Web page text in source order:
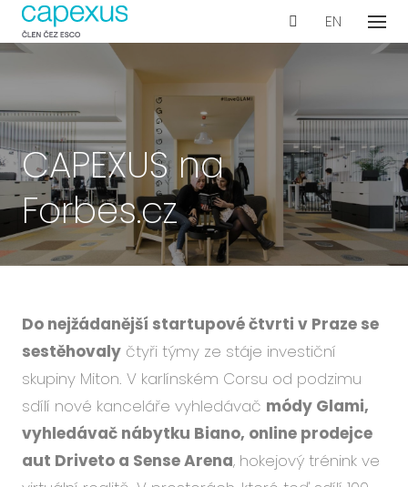
Menu
CS
EN
CAPEXUS na
Forbes.cz
Do nejžádanější startupové čtvrti v Praze se
sestěhovaly čtyři týmy ze stáje investiční
skupiny Miton. V karlínském Corsu od podzimu
sdílí nové kanceláře vyhledávač módy Glami,
vyhledávač nábytku Biano, online prodejce
aut Driveto a Sense Arena, hokejový trénink ve